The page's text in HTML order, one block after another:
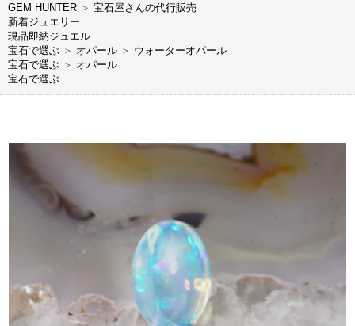
GEM HUNTER ＞ 宝石屋さんの代行販売
新着ジュエリー
現品即納ジュエル
宝石で選ぶ ＞ オパール ＞ ウォーターオパール
宝石で選ぶ ＞ オパール
宝石で選ぶ